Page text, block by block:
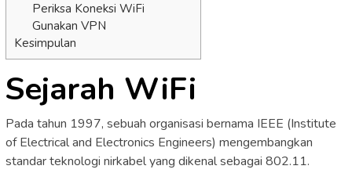
Periksa Koneksi WiFi
Gunakan VPN
Kesimpulan
Sejarah WiFi
Pada tahun 1997, sebuah organisasi bernama IEEE (Institute
of Electrical and Electronics Engineers) mengembangkan
standar teknologi nirkabel yang dikenal sebagai 802.11.